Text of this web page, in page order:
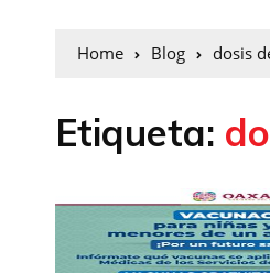
Home Blog dosis
Etiqueta: